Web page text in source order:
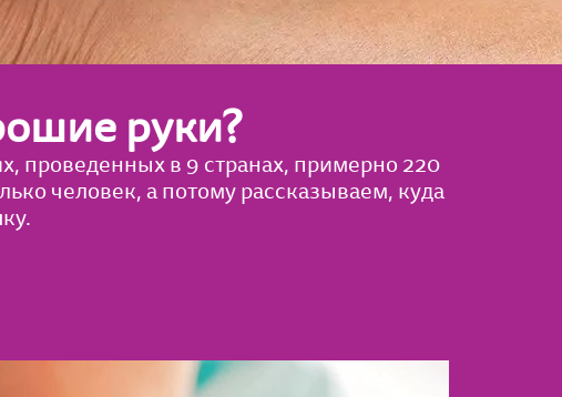
руки?
проведенных в 9 странах, примерно 220
человек, а потому рассказываем, куда